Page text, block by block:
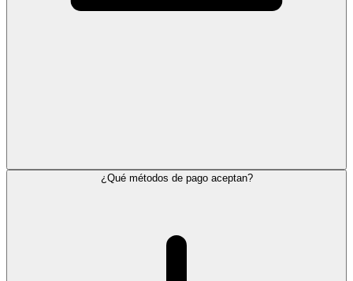
¿Qué métodos de pago aceptan?